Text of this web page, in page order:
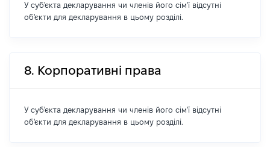
У суб'єкта декларування чи членів його сім'ї відсутні
об'єкти для декларування в цьому розділі.
8. Корпоративні права
У суб'єкта декларування чи членів його сім'ї відсутні
об'єкти для декларування в цьому розділі.